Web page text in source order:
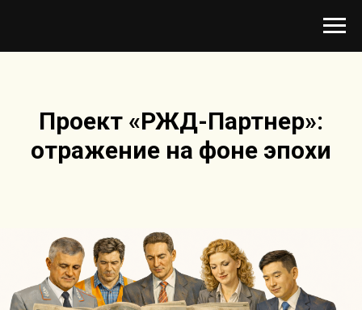
Проект «РЖД-Партнер»:
отражение на фоне эпохи